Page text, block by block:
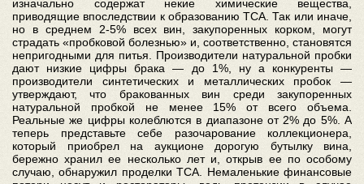
изначально содержат некие химические вещества,
приводящие впоследствии к образованию ТСА. Так или иначе,
но в среднем 2-5% всех вин, закупоренных корком, могут
страдать «пробковой болезнью» и, соответственно, становятся
непригодными для питья. Производители натуральной пробки
дают низкие цифры брака — до 1%, ну а конкуренты —
производители синтетических и металлических пробок —
утверждают, что бракованных вин среди закупоренных
натуральной пробкой не менее 15% от всего объема.
Реальные же цифры колеблются в диапазоне от 2% до 5%. А
теперь представьте себе разочарование коллекционера,
который приобрел на аукционе дорогую бутылку вина,
бережно хранил ее несколько лет и, открыв ее по особому
случаю, обнаружил проделки TCA. Немаленькие финансовые